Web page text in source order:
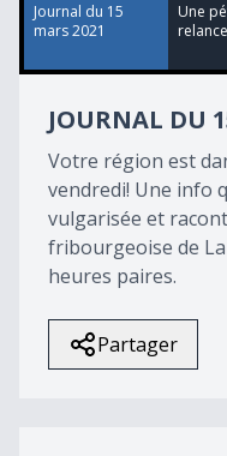
26
seconds
Journal du 15
mars 2021
Une
JOURNAL DU
Votre région est
vendredi! Une info
vulgarisée et
fribourgeoise de
heures paires.
Partager